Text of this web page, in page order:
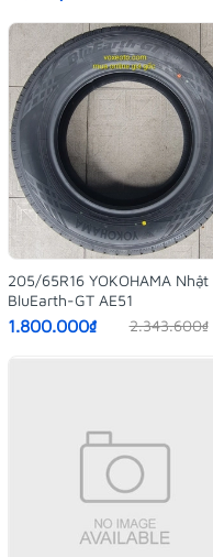
205/65R16 YOKOHAMA Nhật
BluEarth-GT AE51
1.800.000₫ 2.343.600₫